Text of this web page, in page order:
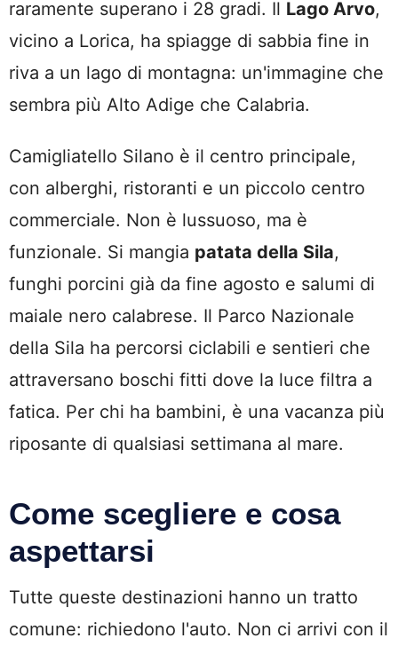
raramente superano i 28 gradi. Il Lago Arvo,
vicino a Lorica, ha spiagge di sabbia fine in
riva a un lago di montagna: un'immagine che
sembra più Alto Adige che Calabria.
Camigliatello Silano è il centro principale,
con alberghi, ristoranti e un piccolo centro
commerciale. Non è lussuoso, ma è
funzionale. Si mangia patata della Sila,
funghi porcini già da fine agosto e salumi di
maiale nero calabrese. Il Parco Nazionale
della Sila ha percorsi ciclabili e sentieri che
attraversano boschi fitti dove la luce filtra a
fatica. Per chi ha bambini, è una vacanza più
riposante di qualsiasi settimana al mare.
Come scegliere e cosa
aspettarsi
Tutte queste destinazioni hanno un tratto
comune: richiedono l'auto. Non ci arrivi con il